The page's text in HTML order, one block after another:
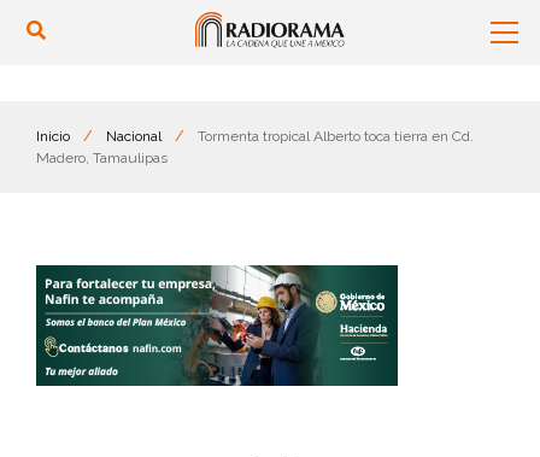
Inicio / Nacional /
Tormenta tropical Alberto toca tierra en Cd.
Madero, Tamaulipas